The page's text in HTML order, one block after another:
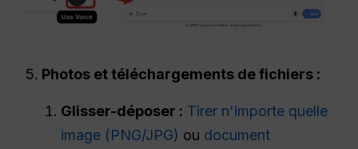
Photos et téléchargements de fichiers :
Glisser-déposer : Tirer n'importe quelle
image (PNG/JPG) ou document